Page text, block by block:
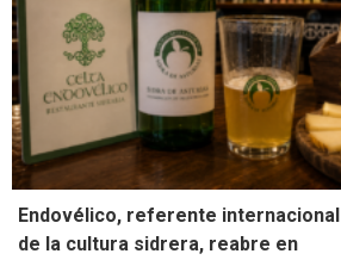
Endovélico, referente internacional
de la cultura sidrera, reabre en